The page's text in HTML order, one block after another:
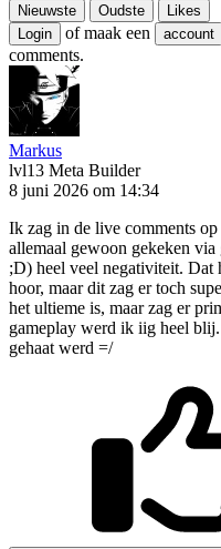
Nieuwste Oudste
Likes
Login
of maak een account
comments.
Markus
lvl13 Meta Builder
8 juni 2026 om 14:34
Ik zag in de live comments
allemaal gewoon gekeken via
;D) heel veel negativiteit. Dat
hoor, maar dit zag er toch
het ultieme is, maar zag er
gameplay werd ik iig heel
gehaat werd =/